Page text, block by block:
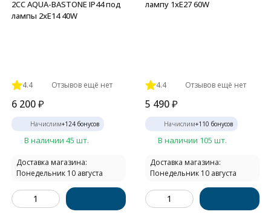
2CC AQUA-BASTONE IP44 под
лампы 2xE14 40W
4.4 Отзывов ещё нет
6 200₽
Начислим+124 бонусов
В наличии 45 шт.
Доставка магазина:
Понедельник 10 августа
лампу 1xE27 60W
4.4 Отзывов ещё нет
5 490₽
Начислим+110 бонусов
В наличии 105 шт.
Доставка магазина:
Понедельник 10 августа